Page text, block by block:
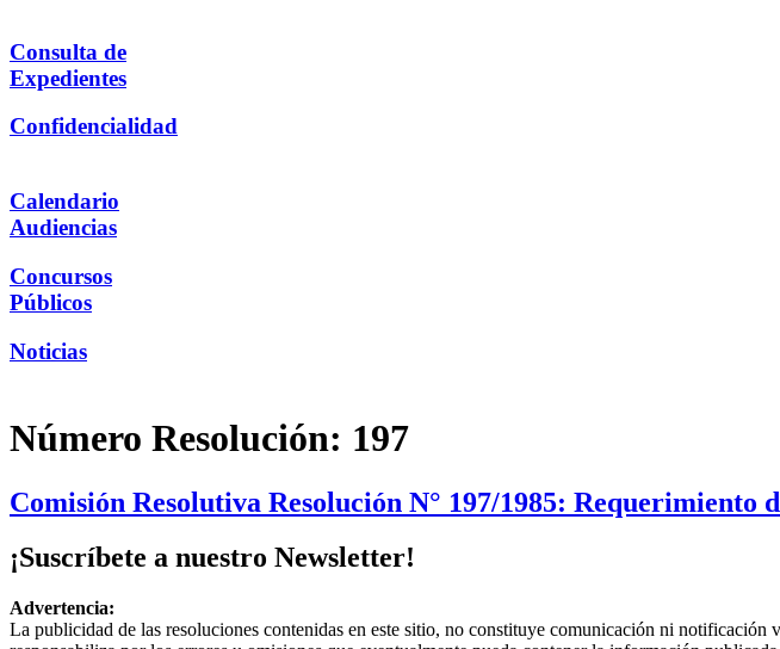
Consulta de
Expedientes
Confidencialidad
Calendario
Audiencias
Concursos
Públicos
Noticias
Número Resolución: 197
Comisión Resolutiva Resolución N° 197/1985:
¡Suscríbete a nuestro Newsletter!
Advertencia:
La publicidad de las resoluciones contenidas en este sitio, no constituye comunicación ni